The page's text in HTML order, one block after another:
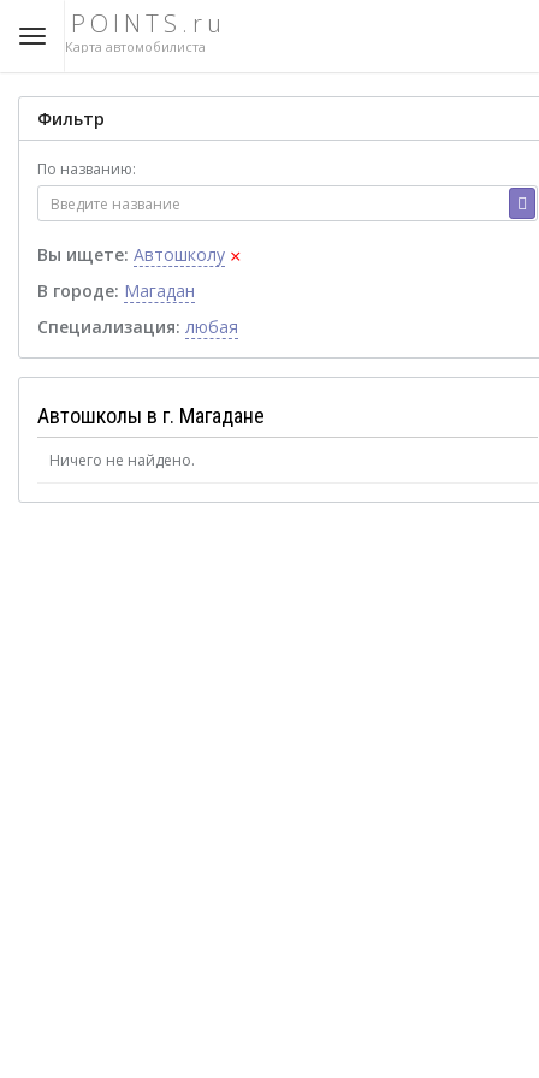
POINTS.ru
Карта автомобилиста
Фильтр
По названию:
Вы ищете: Автошколу ×
В городе: Магадан
Специализация: любая
Автошколы в г. Магадане
Ничего не найдено.